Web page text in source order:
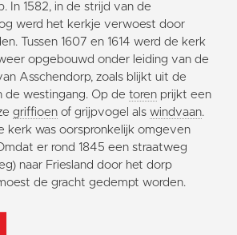
In 1582, in de strijd van de
werd het kerkje verwoest door
Tussen 1607 en 1614 werd de kerk
opgebouwd onder leiding van de
Asschendorp, zoals blijkt uit de
de westingang. Op de toren prijkt een
griffioen of grijpvogel als windvaan.
kerk was oorspronkelijk omgeven
er rond 1845 een straatweg
naar Friesland door het dorp
de gracht gedempt worden.